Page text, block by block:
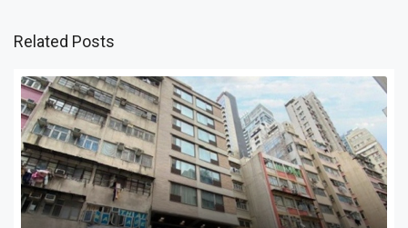
Related Posts